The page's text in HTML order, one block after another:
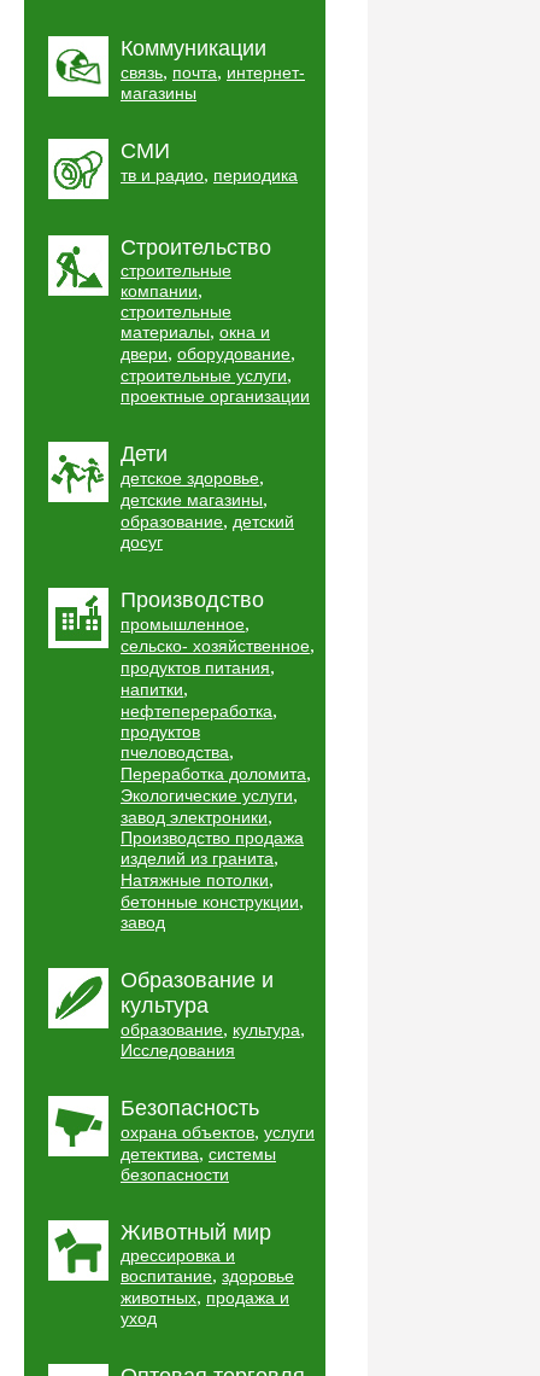
Коммуникации
связь, почта, интернет-
магазины
СМИ
тв и радио, периодика
Строительство
строительные
компании,
строительные
материалы, окна и
двери, оборудование,
строительные услуги,
проектные организации
Дети
детское здоровье,
детские магазины,
образование, детский
досуг
Производство
промышленное,
сельско- хозяйственное,
продуктов питания,
напитки,
нефтепереработка,
продуктов
пчеловодства,
Переработка доломита,
Экологические услуги,
завод электроники,
Производство продажа
изделий из гранита,
Натяжные потолки,
бетонные конструкции,
завод
Образование и
культура
образование, культура,
Исследования
Безопасность
охрана объектов, услуги
детектива, системы
безопасности
Животный мир
дрессировка и
воспитание, здоровье
животных, продажа и
уход